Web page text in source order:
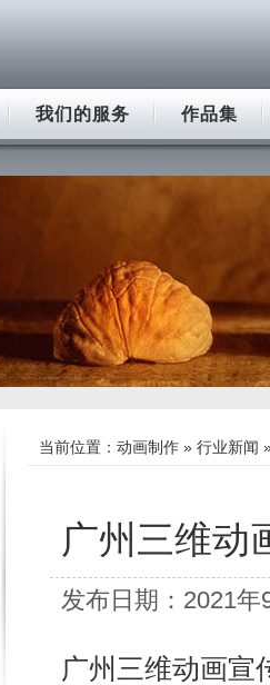
我们的服务 作品集
当前位置： 动画制作 » 行业新闻
广州三维动
发布日期：2021
广州三维动画宣